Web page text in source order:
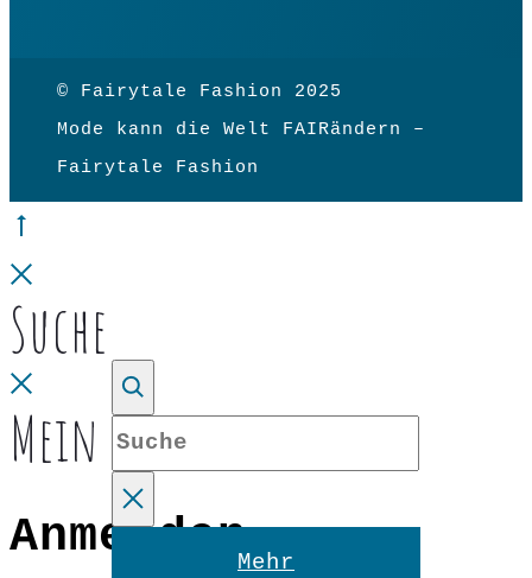
© Fairytale Fashion 2025
Mode kann die Welt FAIRändern –
Fairytale Fashion
top
Suche
Suche
Mehr
Mein Konto
Anmelden